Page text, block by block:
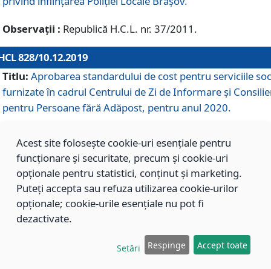
Observații : Republică H.C.L. nr. 37/2011.
828/10.12.2019
Titlu: Aprobarea standardului de cost pentru serviciile
furnizate în cadrul Centrului de Zi de Informare și
pentru Persoane fără Adăpost, pentru anul 2020.
827/10.12.2019
Aprobarea standardului de cost pentru serviciile
furnizate în cadrul Centrului Rezidențial pentru Persoane
Adăpost, pentru anul 2020.
Aprobarea standardului de cost pentru serviciile
Acest site folosește cookie-uri esențiale pentru
funcționare și securitate, precum și cookie-uri
opționale pentru statistici, conținut și marketing.
Puteți accepta sau refuza utilizarea cookie-urilor
opționale; cookie-urile esențiale nu pot fi
dezactivate.
Setări Respinge Accept toate